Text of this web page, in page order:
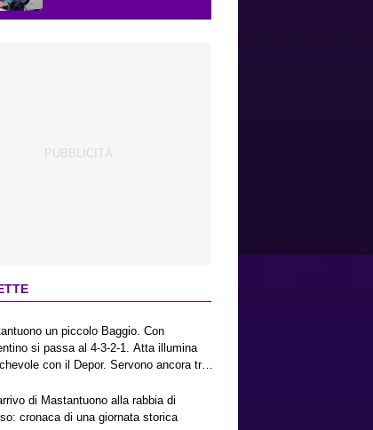
un piccolo Baggio. Con
si passa al 4-3-2-1. Atta illumina
con il Depor. Servono ancora tre
un finale senza vincitori
di Mastantuono alla rabbia di
cronaca di una giornata storica